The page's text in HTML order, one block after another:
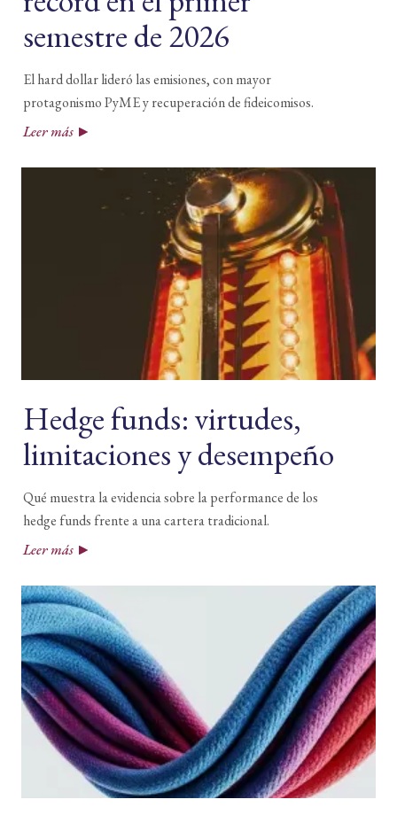
semestre de 2026
El hard dollar lideró las emisiones, con mayor
protagonismo PyME y recuperación de fideicomisos.
Leer más
Hedge funds: virtudes,
limitaciones y desempeño
Qué muestra la evidencia sobre la performance de los
hedge funds frente a una cartera tradicional.
Leer más